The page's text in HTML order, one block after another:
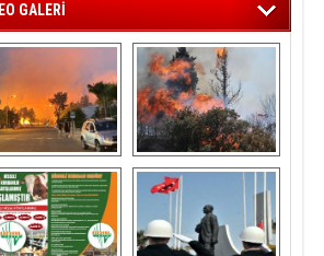
GALERİ
‘da  otluk
alanda çıkan
yangın evlere
sıçramadan
söndürüldü
Aliağa'nın Ciğerleri